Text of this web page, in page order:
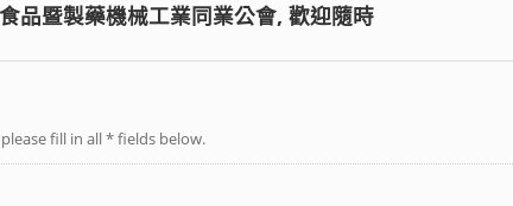
品暨製藥機械工業同業公會, 歡迎隨時